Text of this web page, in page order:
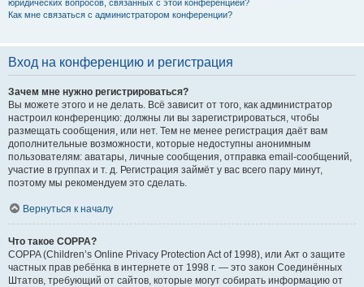
юридических вопросов, связанных с этой конференцией?
Как мне связаться с администратором конференции?
Вход на конференцию и регистрация
Зачем мне нужно регистрироваться?
Вы можете этого и не делать. Всё зависит от того, как администратор
настроил конференцию: должны ли вы зарегистрироваться, чтобы
размещать сообщения, или нет. Тем не менее регистрация даёт вам
дополнительные возможности, которые недоступны анонимным
пользователям: аватары, личные сообщения, отправка email-сообщений,
участие в группах и т. д. Регистрация займёт у вас всего пару минут,
поэтому мы рекомендуем это сделать.
Вернуться к началу
Что такое COPPA?
COPPA (Children’s Online Privacy Protection Act of 1998), или Акт о защите
частных прав ребёнка в интернете от 1998 г. — это закон Соединённых
Штатов, требующий от сайтов, которые могут собирать информацию от